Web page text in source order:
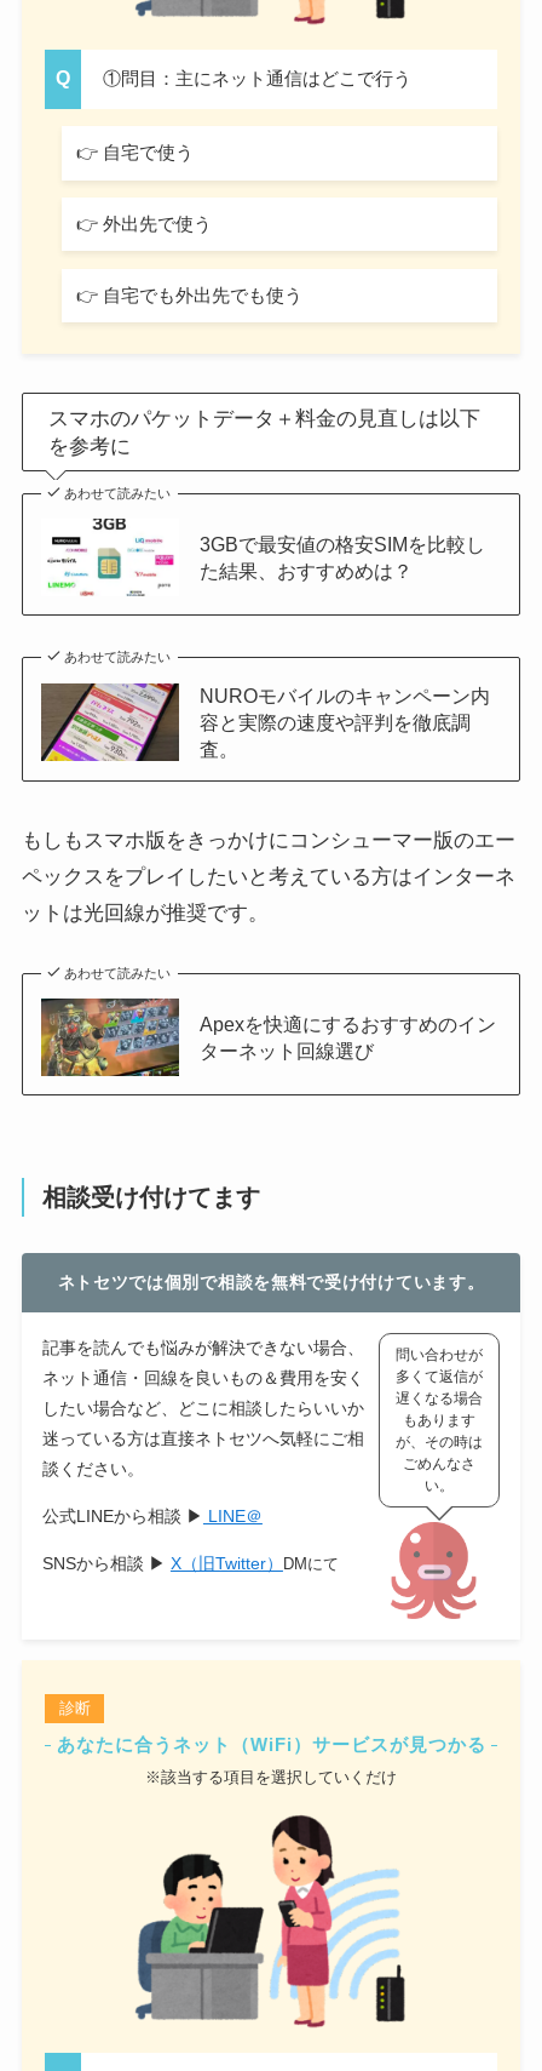
①問目：主にネット通信はどこで行う
👉 自宅で使う
👉 外出先で使う
👉 自宅でも外出先でも使う
スマホのパケットデータ＋料金の見直しは以下
を参考に
あわせて読みたい
3GBで最安値の格安SIMを比較し
た結果、おすすめめは？
あわせて読みたい
NUROモバイルのキャンペーン内
容と実際の速度や評判を徹底調
査。
もしもスマホ版をきっかけにコンシューマー版のエー
ペックスをプレイしたいと考えている方はインターネ
ットは光回線が推奨です。
あわせて読みたい
Apexを快適にするおすすめのイン
ターネット回線選び
相談受け付けてます
ネトセツでは個別で相談を無料で受け付けています。
記事を読んでも悩みが解決できない場合、
ネット通信・回線を良いもの＆費用を安く
したい場合など、どこに相談したらいいか
迷っている方は直接ネトセツへ気軽にご相
談ください。
公式LINEから相談 ▶ LINE＠
SNSから相談 ▶ X（旧Twitter） DMにて
問い合わせが
多くて返信が
遅くなる場合
もあります
が、その時は
ごめんなさ
い。
診断
あなたに合うネット（WiFi）サービスが見つかる
※該当する項目を選択していくだけ